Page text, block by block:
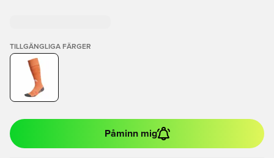
TILLGÄNGLIGA FÄRGER
Påminn mig